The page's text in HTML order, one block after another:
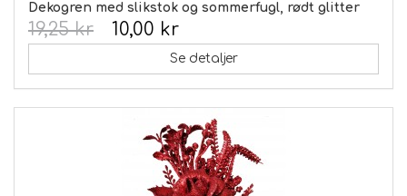
Dekogren med slikstok og sommerfugl, rødt glitter
10,00 kr
19,25 kr
Se detaljer